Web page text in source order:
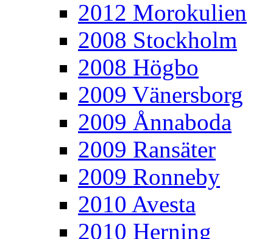
2012 Morokulien
2008 Stockholm
2008 Högbo
2009 Vänersborg
2009 Ånnaboda
2009 Ransäter
2009 Ronneby
2010 Avesta
2010 Herning